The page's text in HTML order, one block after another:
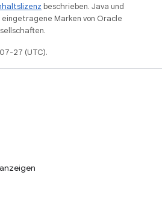
beschrieben. Java und
eingetragene Marken von Oracle
27 (UTC).